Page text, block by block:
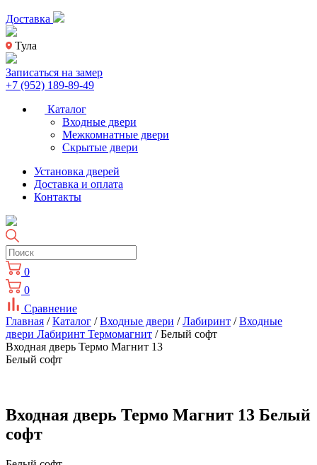
Доставка
Тула
Записаться на замер
+7 (952) 189-89-49
Каталог
Входные двери
Межкомнатные двери
Скрытые двери
Установка дверей
Доставка и оплата
Контакты
0
0
Сравнение
Главная /Каталог /Входные двери /Лабиринт /Входные
двери Лабиринт Термомагнит / Белый софт
Входная дверь Термо Магнит 13
Белый софт
Входная дверь Термо Магнит 13 Белый
софт